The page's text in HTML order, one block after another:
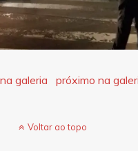
galeria próximo na
Voltar ao topo